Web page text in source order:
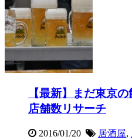
【最新】まだ東京
店舗数リサーチ
2016/01/20 居酒屋,